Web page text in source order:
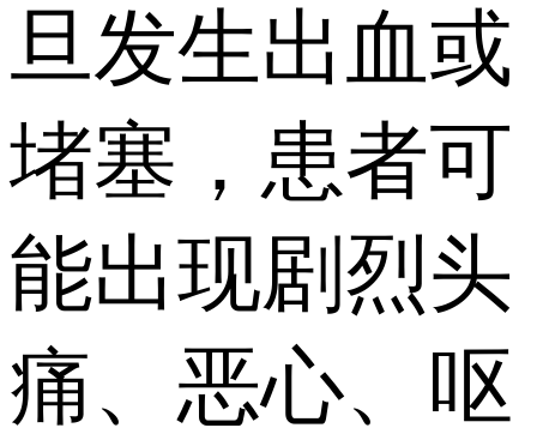
旦发生出血或
堵塞，患者可
能出现剧烈头
痛、恶心、呕